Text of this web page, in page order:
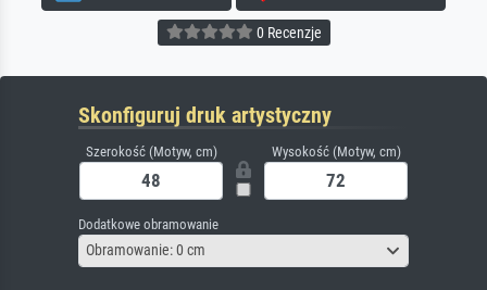
0 Recenzje
Skonfiguruj druk artystyczny
Szerokość (Motyw, cm) Wysokość (Motyw, cm)
Dodatkowe obramowanie
Obramowanie: 0 cm